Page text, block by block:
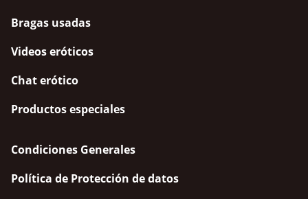
Bragas usadas
Videos eróticos
Chat erótico
Productos especiales
Condiciones Generales
Política de Protección de datos